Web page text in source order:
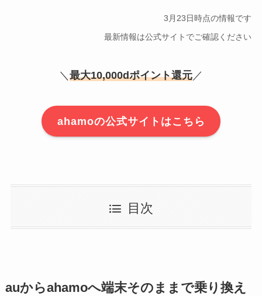
3月23日時点の情報です
最新情報は公式サイトでご確認ください
＼ 最大10,000dポイント還元／
ahamoの公式サイトはこちら
目次
auからahamoへ端末そのままで乗り換え